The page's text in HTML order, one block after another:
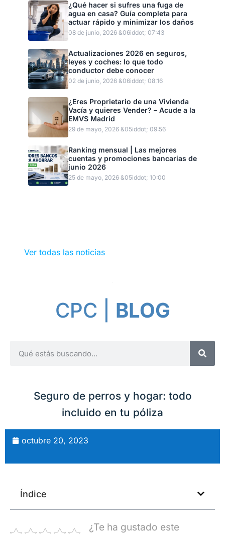
¿Qué hacer si sufres una fuga de
agua en casa? Guía completa para
actuar rápido y minimizar los daños
08 de junio, 2026 &06iddot; 07:43
Actualizaciones 2026 en seguros,
leyes y coches: lo que todo
conductor debe conocer
02 de junio, 2026 &06iddot; 08:16
¿Eres Proprietario de una Vivienda
Vacía y quieres Vender? – Acude a la
EMVS Madrid
29 de mayo, 2026 &05iddot; 09:56
Ranking mensual | Las mejores
cuentas y promociones bancarias de
junio 2026
25 de mayo, 2026 &05iddot; 10:00
Ver todas las noticias
CPC | BLOG
Seguro de perros y hogar: todo
incluido en tu póliza
octubre 20, 2023
¿Te ha gustado este
Índice